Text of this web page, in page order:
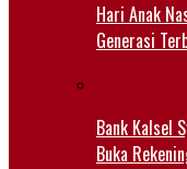
Hari Anak
Generasi
Bank Kalsel
Buka